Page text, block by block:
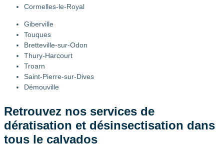
Cormelles-le-Royal
Giberville
Touques
Bretteville-sur-Odon
Thury-Harcourt
Troarn
Saint-Pierre-sur-Dives
Démouville
Retrouvez nos services de
dératisation et désinsectisation dans
tous le calvados